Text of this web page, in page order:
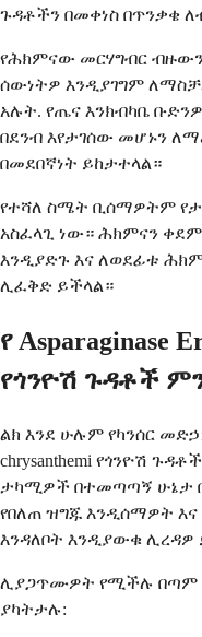
ጉዳቶችን በመቀነስ በጥንቃቄ
የሕክምናው መርሃግብር
ሰውነትዎ እንዲያገግም
አሉት. የጤና እንክብካቤ
በደንብ እየታገሰው መሆኑን
በመደበኛነት ይከታተላል።
የተሻለ ስሜት ቢሰማዎትም
አስፈላጊ ነው። ሕክምናን
እንዲያድጉ እና ለወደፊቱ
ሊፈቅድ ይችላል።
የ Asparaginase
የጎንዮሽ ጉዳቶች
ልክ እንደ ሁሉም የካንሰር
chrysanthemi የጎንዮሽ
ታካሚዎች በተመጣጣኝ ሁኔታ
የበለጠ ዝግጁ እንዲሰማዎት
እንዳለቦት እንዲያውቁ ሊረዳዎ
ሊያጋጥሙዎት የሚችሉ በጣም
ያካትታሉ: